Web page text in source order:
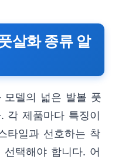
살화 종류 알
모델의 넓은 발볼 풋
각 제품마다 특징이
타일과 선호하는 착
택해야 합니다. 어